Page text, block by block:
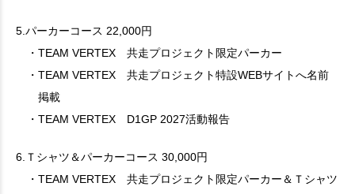
5.パーカーコース 22,000円
・TEAM VERTEX 共走プロジェクト限定パーカー
・TEAM VERTEX 共走プロジェクト特設WEBサイトへ名前
掲載
・TEAM VERTEX D1GP 2027活動報告
6.Ｔシャツ＆パーカーコース 30,000円
・TEAM VERTEX 共走プロジェクト限定パーカー＆Ｔシャツ